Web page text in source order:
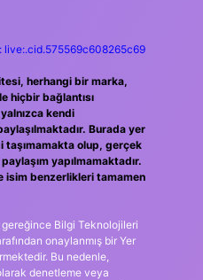
live:.cid.575569c608265c69
herhangi bir marka,
hiçbir bağlantısı
kendi
Burada yer
taşımamakta olup, gerçek
yapılmamaktadır.
isim benzerlikleri tamamen
gereğince Bilgi Teknolojileri
onaylanmış bir Yer
Bu nedenle,
denetleme veya